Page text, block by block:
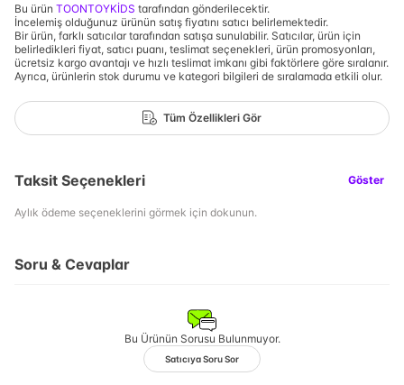
Bu ürün TOONTOYKİDS tarafından gönderilecektir.
İncelemiş olduğunuz ürünün satış fiyatını satıcı belirlemektedir.
Bir ürün, farklı satıcılar tarafından satışa sunulabilir. Satıcılar, ürün için
belirledikleri fiyat, satıcı puanı, teslimat seçenekleri, ürün promosyonları,
ücretsiz kargo avantajı ve hızlı teslimat imkanı gibi faktörlere göre sıralanır.
Ayrıca, ürünlerin stok durumu ve kategori bilgileri de sıralamada etkili olur.
Tüm Özellikleri Gör
Taksit Seçenekleri Göster
Aylık ödeme seçeneklerini görmek için dokunun.
Soru & Cevaplar
Bu Ürünün Sorusu Bulunmuyor.
Satıcıya Soru Sor